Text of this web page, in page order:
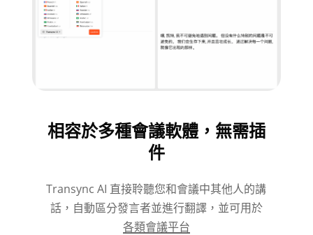
相容於多種會議軟體，無需插
件
Transync AI 直接聆聽您和會議中其他人的講
話，自動區分發言者並進行翻譯，並可用於
各類會議平台